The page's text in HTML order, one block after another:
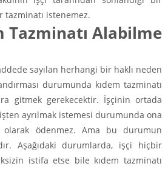
istenemez.
Tazminatı Alabilme
sayılan herhangi bir haklı neden
durumunda kıdem tazminatı
gitmek gerekecektir. İşçinin ortada
ayrılmak istemesi durumunda ona
olarak ödenmez. Ama bu durumun
Aşağıdaki durumlarda, işçi hiçbir
istifa etse bile kıdem tazminatı